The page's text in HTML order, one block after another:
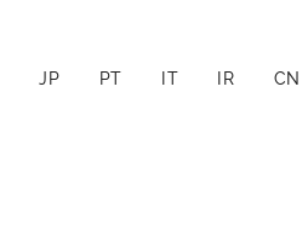
JP PT IT IR CN